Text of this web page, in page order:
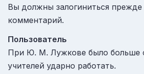
Вы должны залогиниться прежде
комментарий.
Пользователь
При Ю. М. Лужкове было больше
учителей ударно работать.